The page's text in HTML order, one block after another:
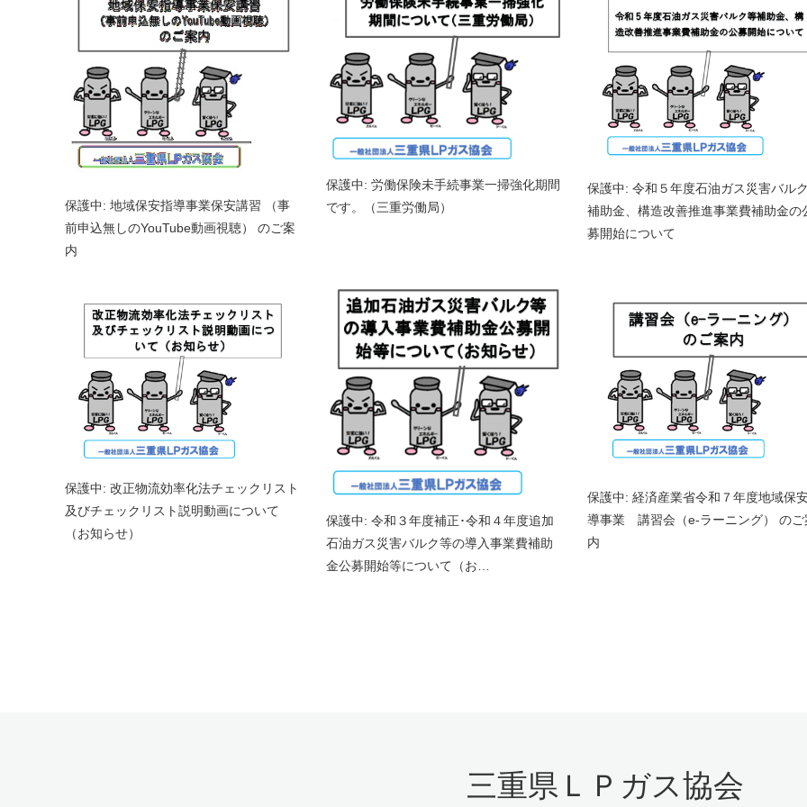
保護中: 地域保安指導事業保安講習 （事
前申込無しのYouTube動画視聴） のご案
内
保護中: 労働保険未手続事業一掃強化期間
です。（三重労働局）
保護中: 令和５年度石油ガス災害バル
補助金、構造改善推進事業費補助金の
募開始について
保護中: 改正物流効率化法チェックリスト
及びチェックリスト説明動画について
（お知らせ）
保護中: 令和３年度補正･令和４年度追加
石油ガス災害バルク等の導入事業費補助
金公募開始等について（お…
保護中: 経済産業省令和７年度地域保
導事業 講習会（e-ラーニング） のご
内
三重県ＬＰガス協会